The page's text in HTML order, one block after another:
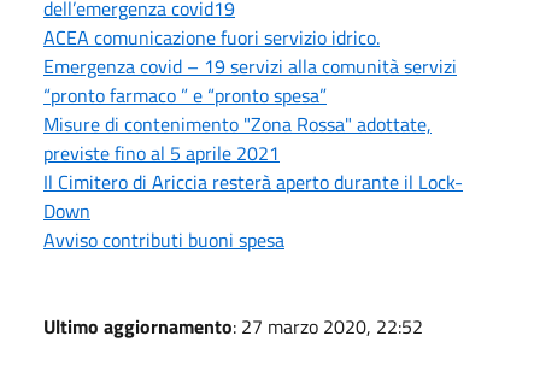
dell’emergenza covid19
ACEA comunicazione fuori servizio idrico.
Emergenza covid – 19 servizi alla comunità servizi
“pronto farmaco ” e “pronto spesa”
Misure di contenimento "Zona Rossa" adottate,
previste fino al 5 aprile 2021
Il Cimitero di Ariccia resterà aperto durante il Lock-
Down
Avviso contributi buoni spesa
Ultimo aggiornamento: 27 marzo 2020, 22:52